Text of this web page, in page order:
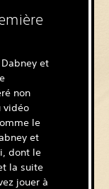
et
non
vidéo
le
et
dont le
la suite
jouer à